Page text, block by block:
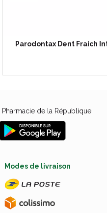
Parodontax Dent Fraich
de la République
Modes de livraison